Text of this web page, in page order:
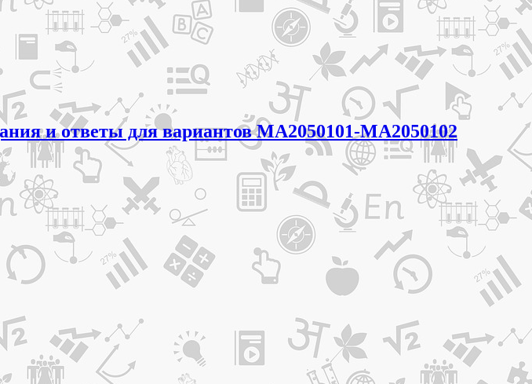
и ответы для вариантов МА2050101-МА2050102